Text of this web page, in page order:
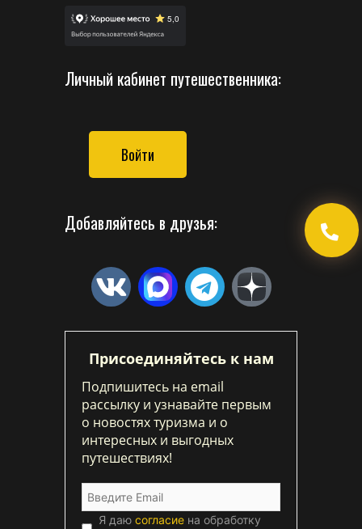
Личный кабинет путешественника:
Войти
Добавляйтесь в друзья:
Присоединяйтесь к нам
Подпишитесь на email
рассылку и узнавайте первым
о новостях туризма и о
интересных и выгодных
путешествиях!
Я даю согласие на обработку